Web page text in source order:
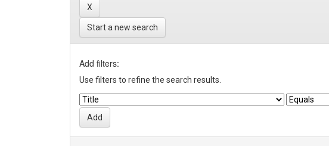
Start a new search
Add filters:
Use filters to refine the search results.